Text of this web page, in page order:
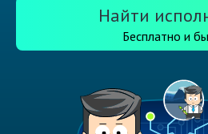
Найти
Бесплатно и